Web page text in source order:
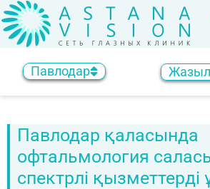
Павлодар
Павлодар қаласында
офтальмология
спектрлі